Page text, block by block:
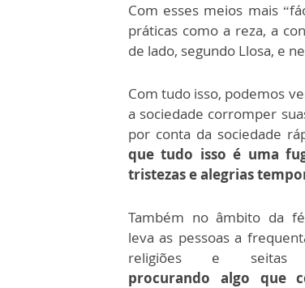
Com esses meios mais
práticas como a reza, a
de lado, segundo Llosa, e
Com tudo isso, podemos
a sociedade corromper
por conta da sociedade
que tudo isso é uma
tristezas e alegrias
Também no âmbito da
leva as pessoas a
religiões e seitas
procurando algo que